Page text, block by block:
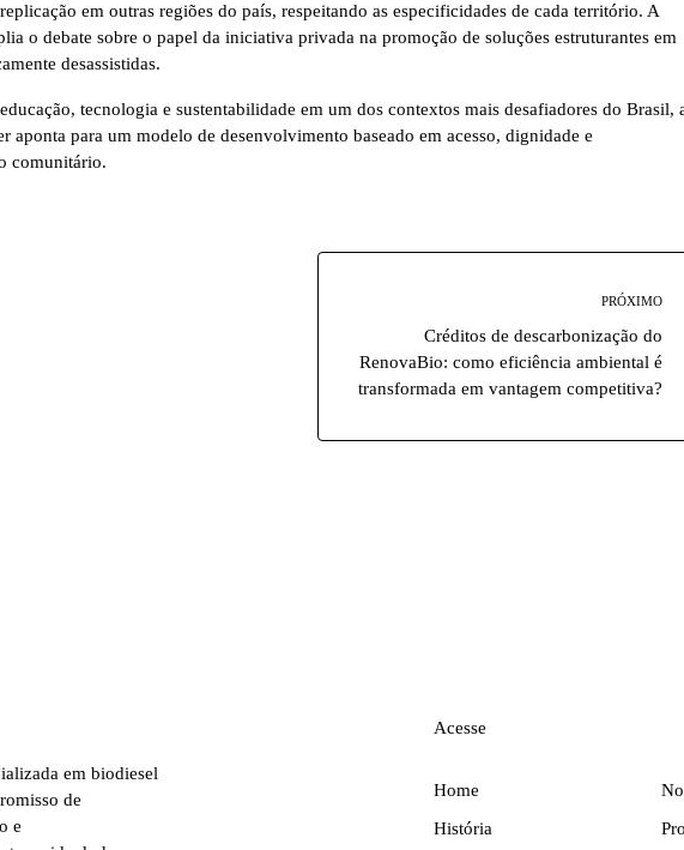
em outras regiões do país, respeitando as especificidades de cada território. A
o debate sobre o papel da iniciativa privada na promoção de soluções estruturantes em
desassistidas.
tecnologia e sustentabilidade em um dos contextos mais desafiadores do Brasil,
aponta para um modelo de desenvolvimento baseado em acesso, dignidade e
comunitário.
PRÓXIMO
Créditos de descarbonização do
RenovaBio: como eficiência ambiental é
transformada em vantagem competitiva?
em biodiesel
de
e
Acesse
Home
História